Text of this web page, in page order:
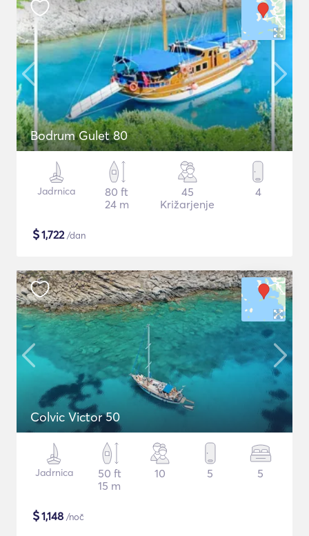
Bodrum Gulet 80
Jadrnica
80 ft
24 m
45
Križarjenje
4
$1,722/dan
Colvic Victor 50
Jadrnica
50 ft
15 m
10 5 5
$1,148 /noč